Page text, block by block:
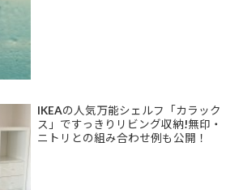
IKEAの人気万能シェルフ「カラック
ス」ですっきりリビング収納!無印・
ニトリとの組み合わせ例も公開！